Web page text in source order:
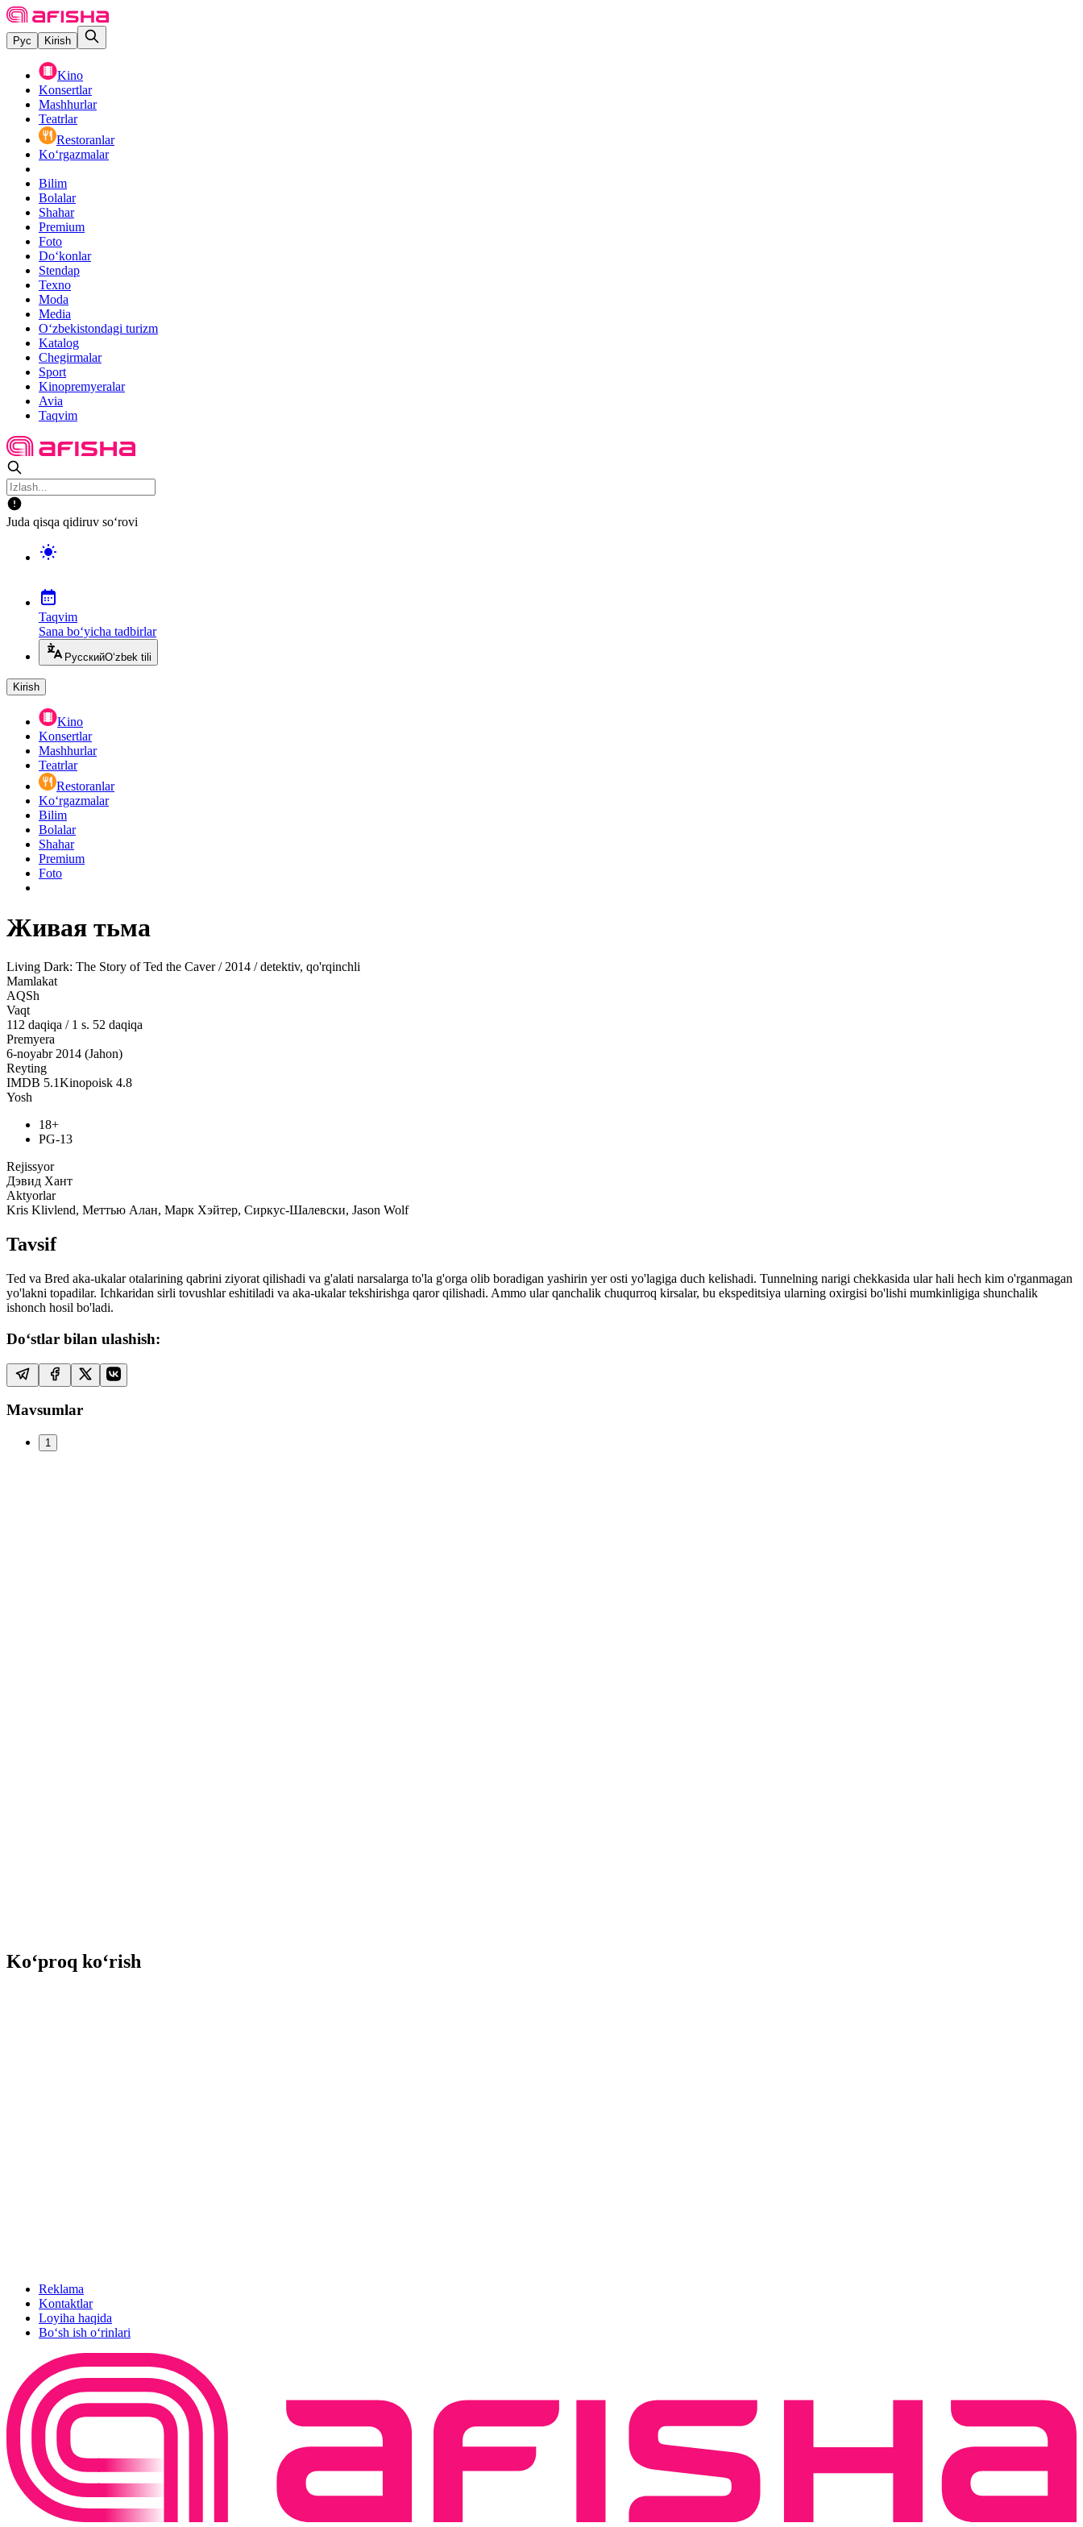
Рус Kirish
Kino
Konsertlar
Mashhurlar
Teatrlar
Restoranlar
Ko‘rgazmalar
Bilim
Bolalar
Shahar
Premium
Foto
Do‘konlar
Stendap
Texno
Moda
Media
O‘zbekistondagi turizm
Katalog
Chegirmalar
Sport
Kinopremyeralar
Avia
Taqvim
Juda qisqa qidiruv so‘rovi
Taqvim
Sana bo‘yicha tadbirlar
РусскийO‘zbek tili
Kirish
Kino
Konsertlar
Mashhurlar
Teatrlar
Restoranlar
Ko‘rgazmalar
Bilim
Bolalar
Shahar
Premium
Foto
Живая тьма
Living Dark: The Story of Ted the Caver / 2014 / detektiv, qo'rqinchli
Mamlakat
AQSh
Vaqt
112 daqiqa / 1 s. 52 daqiqa
Premyera
6-noyabr 2014 (Jahon)
Reyting
IMDB 5.1Kinopoisk 4.8
Yosh
18+
PG-13
Rejissyor
Дэвид Хант
Aktyorlar
Kris Klivlend, Меттью Алан, Марк Хэйтер, Сиркус-Шалевски, Jason Wolf
Tavsif
Ted va Bred aka-ukalar otalarining qabrini ziyorat qilishadi va g'alati narsalarga to'la g'orga olib boradigan yashirin yer osti yo'lagiga duch kelishadi. Tunnelning narigi chekkasida ular hali hech kim o'rganmagan
yo'lakni topadilar. Ichkaridan sirli tovushlar eshitiladi va aka-ukalar tekshirishga qaror qilishadi. Ammo ular qanchalik chuqurroq kirsalar, bu ekspeditsiya ularning oxirgisi bo'lishi mumkinligiga shunchalik
ishonch hosil bo'ladi.
Do‘stlar bilan ulashish:
Mavsumlar
1
Ko‘proq ko‘rish
Reklama
Kontaktlar
Loyiha haqida
Bo‘sh ish o‘rinlari